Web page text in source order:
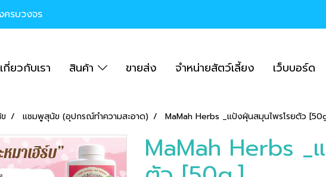
รบวงจร
เกี่ยวกับเรา สินค้า ขายส่ง จำหน่ายสัตว์เลี้ยง เว็บบอร์ด
แชมพูสุนัข (อุปกรณ์ทำความสะอาด) MaMah Herbs _แป้งฝุ่นสมุนไพรโรยตัว
MaMah Herbs _